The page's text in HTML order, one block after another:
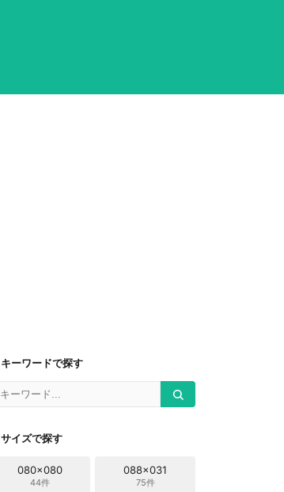
キーワードで探す
サイズで探す
080x080
44件
088x031
75件